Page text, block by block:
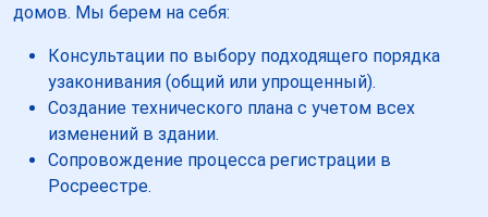
домов. Мы берем на себя:
Консультации по выбору подходящего порядка
узаконивания (общий или упрощенный).
Создание технического плана с учетом всех
изменений в здании.
Сопровождение процесса регистрации в
Росреестре.